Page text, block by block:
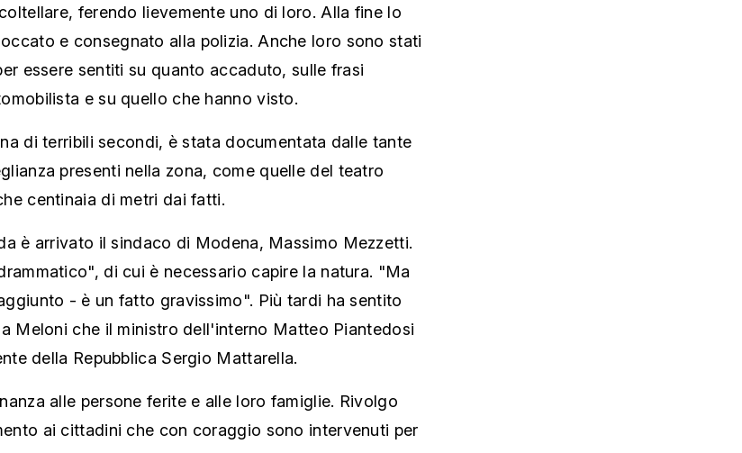
ferendo lievemente uno di loro. Alla fine lo
e consegnato alla polizia. Anche loro sono stati
essere sentiti su quanto accaduto, sulle frasi
e su quello che hanno visto.
di terribili secondi, è stata documentata dalle tante
presenti nella zona, come quelle del teatro
centinaia di metri dai fatti.
è arrivato il sindaco di Modena, Massimo Mezzetti.
di cui è necessario capire la natura. "Ma
- è un fatto gravissimo". Più tardi ha sentito
Meloni che il ministro dell'interno Matteo Piantedosi
della Repubblica Sergio Mattarella.
alle persone ferite e alle loro famiglie. Rivolgo
ai cittadini che con coraggio sono intervenuti per